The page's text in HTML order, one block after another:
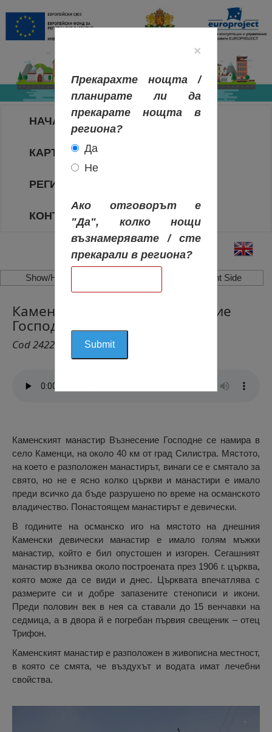
НАЧАЛО
КАРТА НА РЕГИОНИТЕ
РЕГИОНИ
КОНТАКТИ
Show/Hide Left Side Show/Hide Right Side
Каменски манастир Възнесение
Господне
Cod 2422
Каменският манастир Възнесение Господне се намира в
село Каменци, на около 40 км от град Силистра. Мястото,
на което е разположен манастирът, винаги се е смятало за
свято, но не е ясно колко църкви и манастири е имало
преди всичко да бъде разрушено по време на османското
владичество. Понастоящем манастирът е девически.
В годините на османско иго на мястото на днешния
Каменски девически манастир е имало голям мъжки
манастир, който е бил опустошен и изгорен. Сегашният
манастир възниква около построената през 1906 г. църква,
която може да се види и днес. Църквата впечатлява с
размерите си и добре запазените стенописи и икони.
Преди половин век в нея са ставали до 15 венчавки на
седмица, а в двора й е погребан първия свещеник – отец
Трифон.
Каменският манастир е разположен в живописна местност,
в която се смята, че въздухът и водата имат лечебни
свойства.
×
Прекарахте нощта /
планирате ли да
прекарате нощта в
региона?
Да
Не
Ако отговорът е
"Да", колко нощи
възнамерявате / сте
прекарали в региона?